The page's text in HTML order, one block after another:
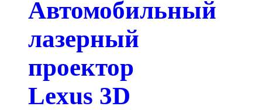
Автомобильный
лазерный
проектор
Lexus 3D